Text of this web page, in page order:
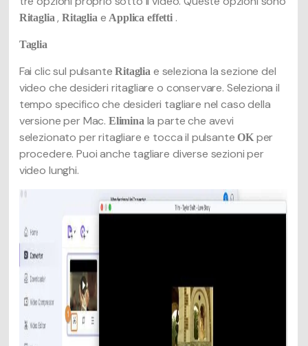
Ritaglia ,Ritaglia eApplica effetti .
Taglia
Fai clic sul pulsanteRitaglia e seleziona la sezione del
video che desideri ritagliare o conservare. Seleziona il
tempo specifico che desideri tagliare nel caso della
versione per Mac. Elimina la parte che avevi
selezionato per ritagliare e tocca il pulsanteOK per
procedere. Puoi anche tagliare diverse sezioni per
video lunghi.